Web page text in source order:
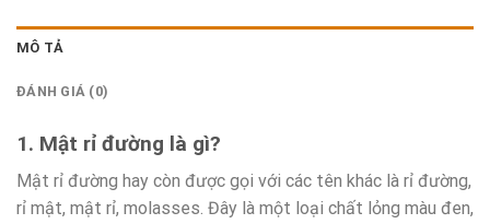
MÔ TẢ
ĐÁNH GIÁ (0)
1. Mật rỉ đường là gì?
Mật rỉ đường hay còn được gọi với các tên khác là rỉ đường,
rỉ mật, mật rỉ, molasses. Đây là một loại chất lỏng màu đen,